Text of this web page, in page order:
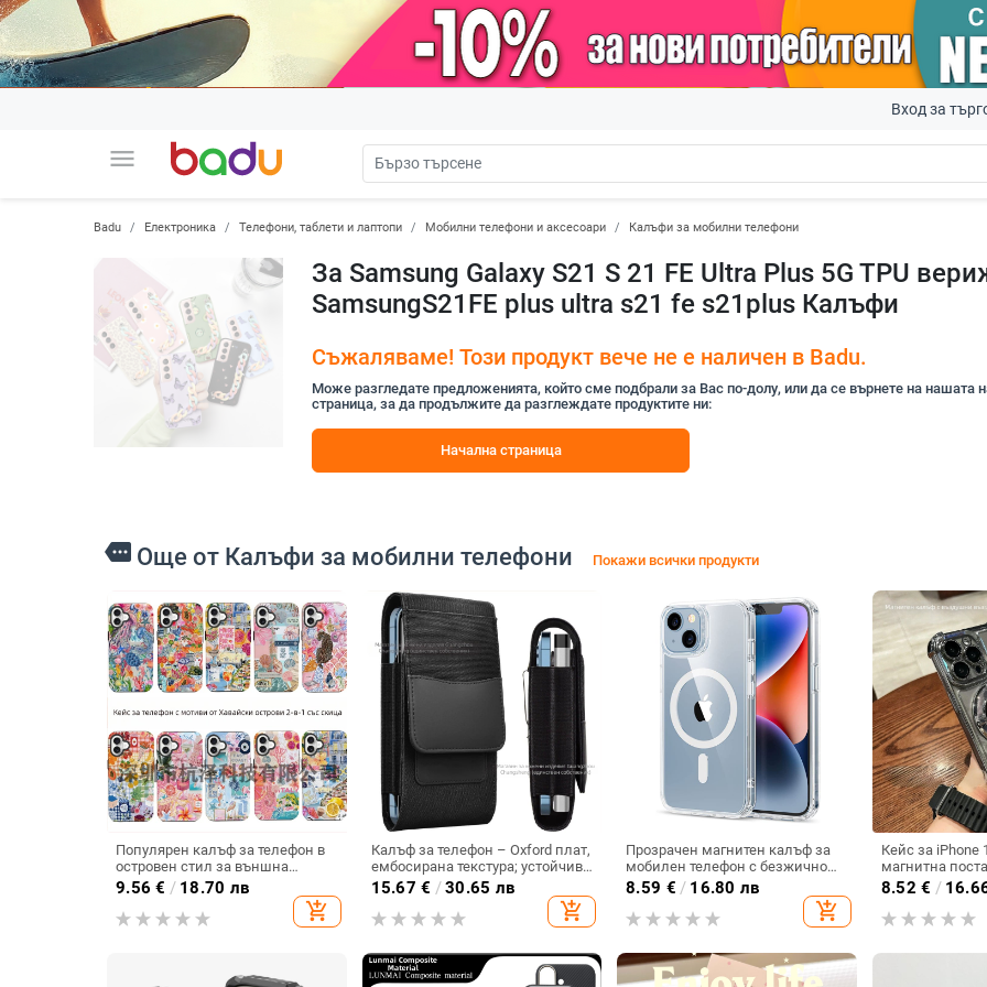
menu
Вход за
Badu Електроника Телефони, таблети и лаптопи Мобилни телефони и аксесоари Калъфи за мобилни телефони
За Samsung Galaxy S21 S 21 FE Ultra Plus 5G TPU
SamsungS21FE plus ultra s21 fe s21plus Калъфи
Съжаляваме! Този продукт вече не е наличен в Badu.
Може разгледате предложенията, който сме подбрали за Вас по-долу, или да се върнете на нашата
страница, за да продължите да разглеждате продуктите ни:
Начална страница
more Още от Калъфи за мобилни телефони Покажи всички продукти
Популярен калъф за телефон в
островен стил за външна
търговия, подходящ за iPhone
16, нов модел, двустранно
защитен калъф за Apple 15,
9.56 € / 18.70 лв
add_shopping_cart
Калъф за телефон – Oxford плат,
ембосирана текстура; устойчив
на износ и изпадане, против
отпечатъци; съвместим с iPhone
12, iPhone 13, iPhone 14 и други
15.67 € /30.65 лв
add_shopping_cart
Прозрачен магнитен калъф за
мобилен телефон с безжично
зареждане, ултра тънък, TPU +
акрил, за iPhone 11–14 и Pro/Pro
Max.
8.59 € / 16.80 лв
add_shopping_cart
Кейс за iPhone
магнитна
срещу
ъгъла, акрилен
8.52 € /